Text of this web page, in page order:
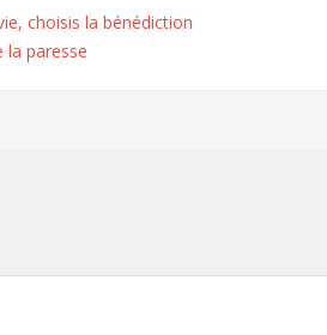
choisis la bénédiction
la paresse